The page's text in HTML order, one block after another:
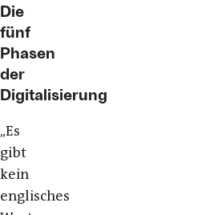
Die
fünf
Phasen
der
Digitalisierung
„Es
gibt
kein
englisches